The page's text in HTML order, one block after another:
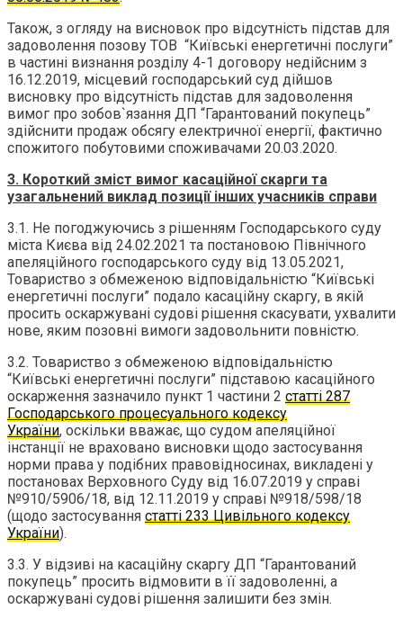
Також, з огляду на висновок про відсутність підстав для
задоволення позову ТОВ “Київські енергетичні послуги”
в частині визнання розділу 4-1 договору недійсним з
16.12.2019, місцевий господарський суд дійшов
висновку про відсутність підстав для задоволення
вимог про зобов`язання ДП “Гарантований покупець”
здійснити продаж обсягу електричної енергії, фактично
спожитого побутовими споживачами 20.03.2020.
3. Короткий зміст вимог касаційної скарги та
узагальнений виклад позиції інших учасників справи
3.1. Не погоджуючись з рішенням Господарського суду
міста Києва від 24.02.2021 та постановою Північного
апеляційного господарського суду від 13.05.2021,
Товариство з обмеженою відповідальністю “Київські
енергетичні послуги” подало касаційну скаргу, в якій
просить оскаржувані судові рішення скасувати, ухвалити
нове, яким позовні вимоги задовольнити повністю.
3.2. Товариство з обмеженою відповідальністю
“Київські енергетичні послуги” підставою касаційного
оскарження зазначило пункт 1 частини 2 статті 287
Господарського процесуального кодексу
України, оскільки вважає, що судом апеляційної
інстанції не враховано висновки щодо застосування
норми права у подібних правовідносинах, викладені у
постановах Верховного Суду від 16.07.2019 у справі
№910/5906/18, від 12.11.2019 у справі №918/598/18
(щодо застосування статті 233 Цивільного кодексу
України).
3.3. У відзиві на касаційну скаргу ДП “Гарантований
покупець” просить відмовити в її задоволенні, а
оскаржувані судові рішення залишити без змін.